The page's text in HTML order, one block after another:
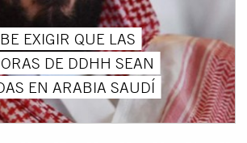
EXIGIR QUE LAS
DE DDHH SEAN
EN ARABIA SAUDÍ